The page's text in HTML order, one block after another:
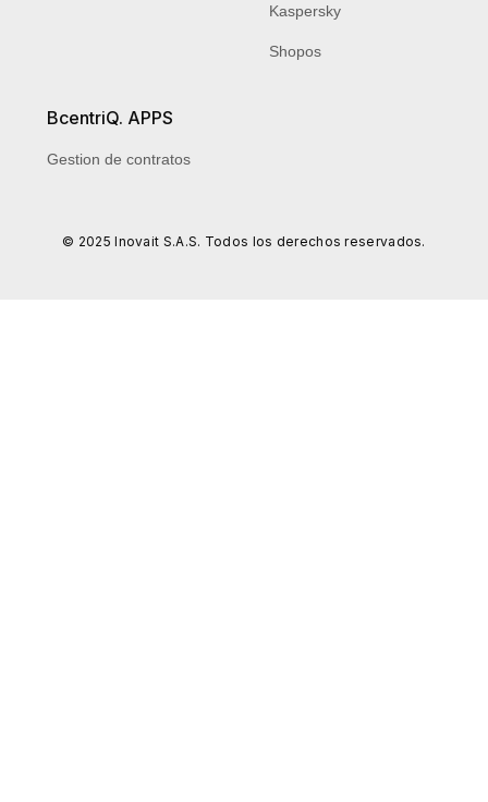
Kaspersky
Shopos
BcentriQ. APPS
Gestion de contratos
© 2025 Inovait S.A.S. Todos los derechos reservados.